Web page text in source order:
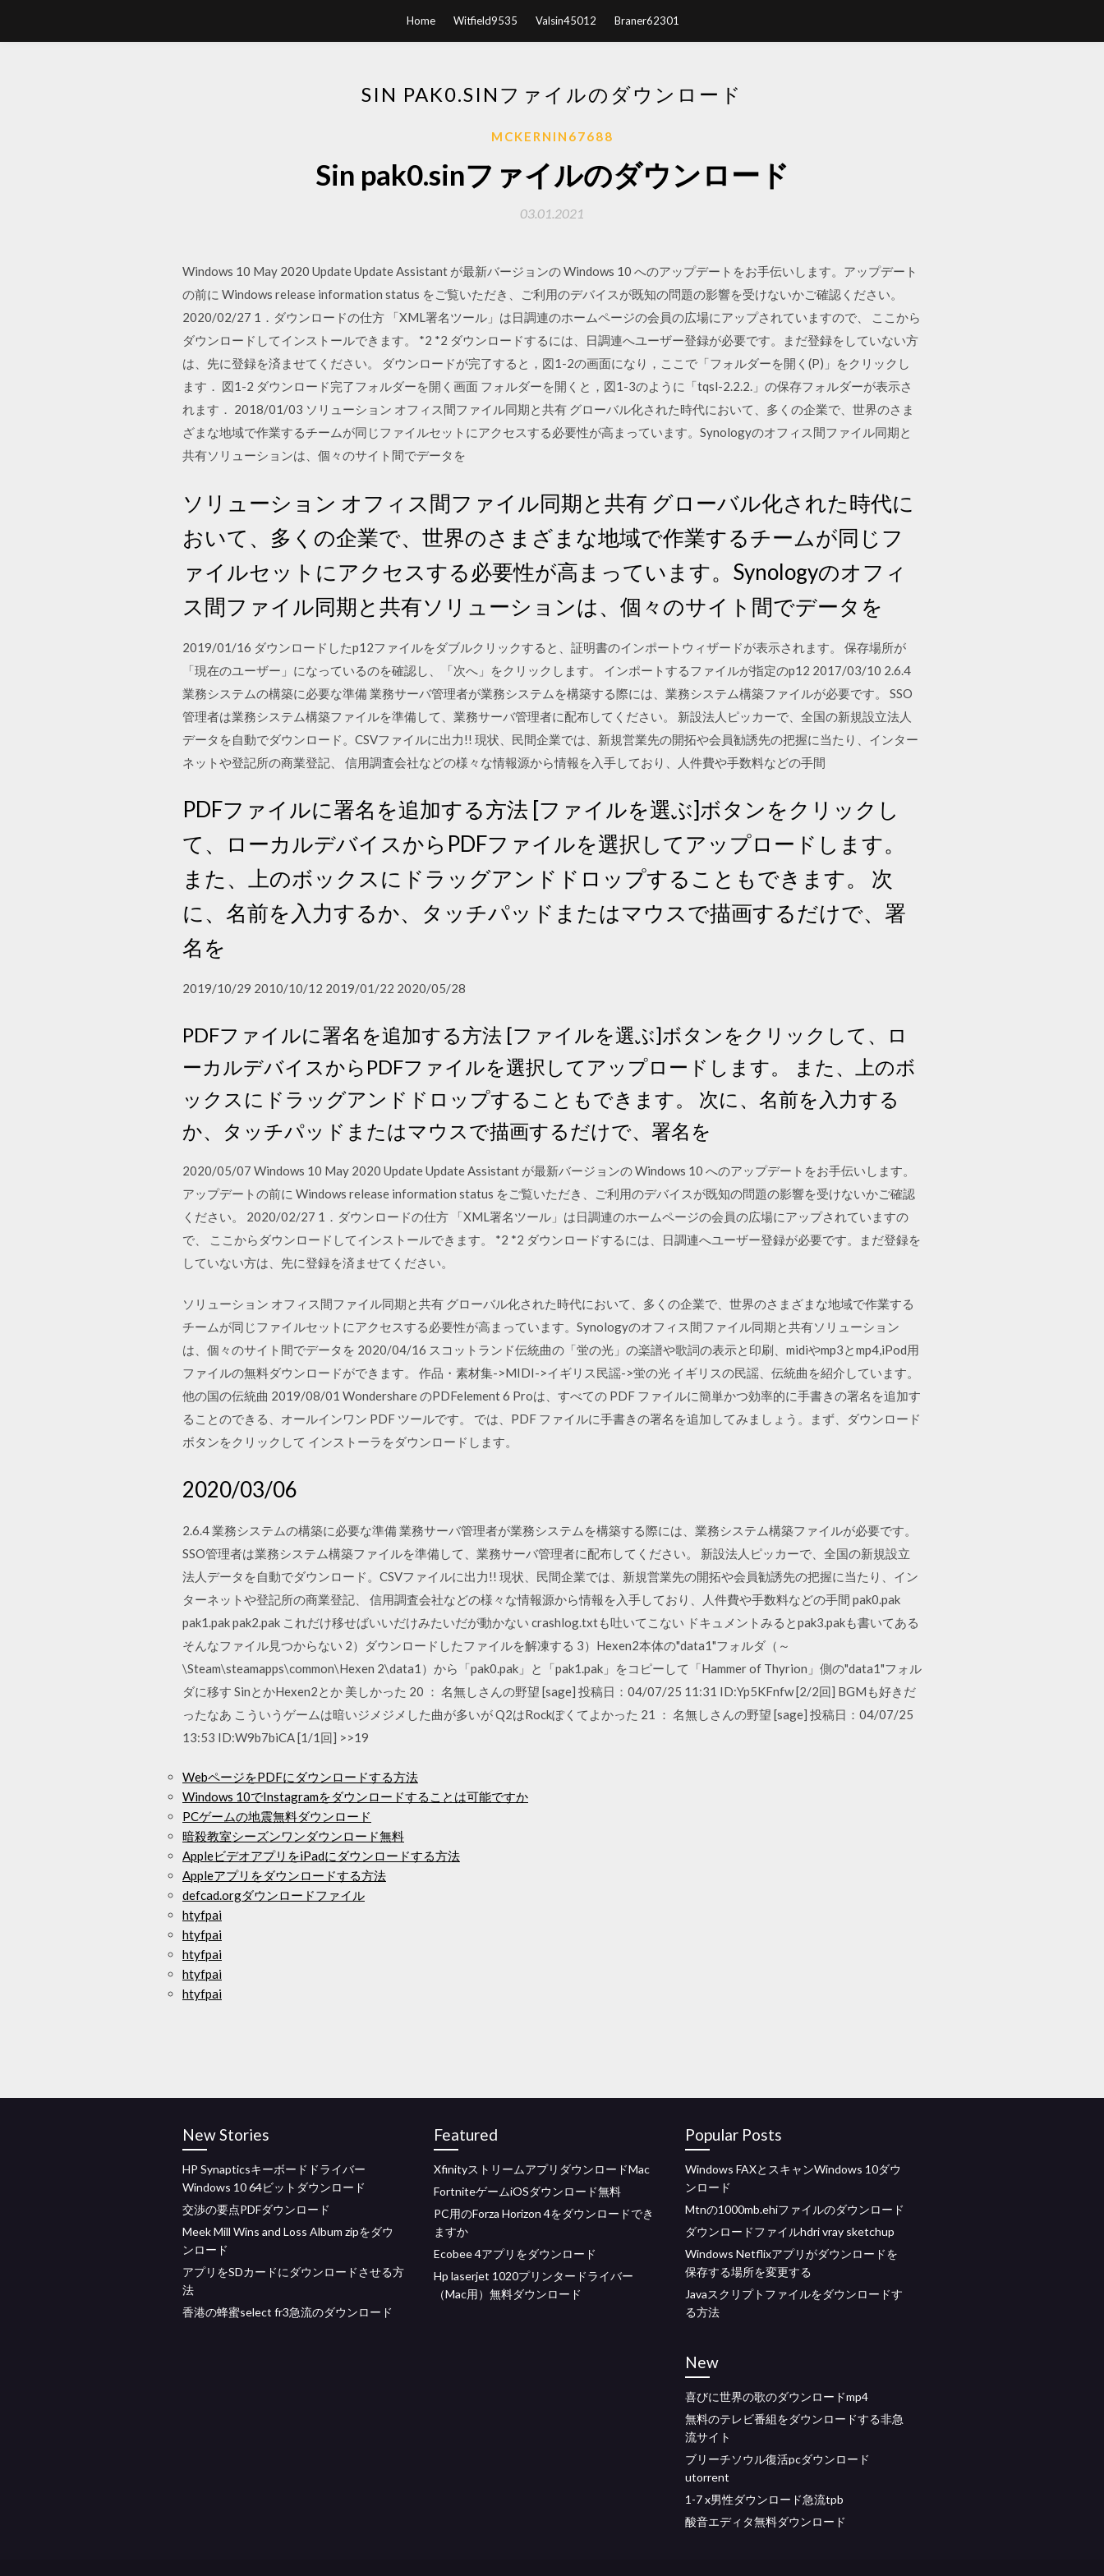
Home Witfield9535 Valsin45012 Braner62301
SIN PAK0.SINファイルのダウンロード
MCKERNIN67688
Sin pak0.sinファイルのダウンロード
03.01.2021
Windows 10 May 2020 Update Update Assistant が最新バージョンの Windows 10 へのアップデートをお手伝いします。アップデート
の前に Windows release information status をご覧いただき、ご利用のデバイスが既知の問題の影響を受けないかご確認ください。
2020/02/27 1．ダウンロードの仕方 「XML署名ツール」は日調連のホームページの会員の広場にアップされていますので、 ここから
ダウンロードしてインストールできます。 *2 *2 ダウンロードするには、日調連へユーザー登録が必要です。まだ登録をしていない方
は、先に登録を済ませてください。 ダウンロードが完了すると，図1-2の画面になり，ここで「フォルダーを開く(P)」をクリックし
ます． 図1-2 ダウンロード完了フォルダーを開く画面 フォルダーを開くと，図1-3のように「tqsl-2.2.2.」の保存フォルダーが表示さ
れます． 2018/01/03 ソリューション オフィス間ファイル同期と共有 グローバル化された時代において、多くの企業で、世界のさま
ざまな地域で作業するチームが同じファイルセットにアクセスする必要性が高まっています。Synologyのオフィス間ファイル同期と
共有ソリューションは、個々のサイト間でデータを
ソリューション オフィス間ファイル同期と共有 グローバル化された時代に
おいて、多くの企業で、世界のさまざまな地域で作業するチームが同じフ
ァイルセットにアクセスする必要性が高まっています。Synologyのオフィ
ス間ファイル同期と共有ソリューションは、個々のサイト間でデータを
2019/01/16 ダウンロードしたp12ファイルをダブルクリックすると、証明書のインポートウィザードが表示されます。 保存場所が
「現在のユーザー」になっているのを確認し、「次へ」をクリックします。 インポートするファイルが指定のp12 2017/03/10 2.6.4
業務システムの構築に必要な準備 業務サーバ管理者が業務システムを構築する際には、業務システム構築ファイルが必要です。 SSO
管理者は業務システム構築ファイルを準備して、業務サーバ管理者に配布してください。 新設法人ピッカーで、全国の新規設立法人
データを自動でダウンロード。CSVファイルに出力!! 現状、民間企業では、新規営業先の開拓や会員勧誘先の把握に当たり、インター
ネットや登記所の商業登記、 信用調査会社などの様々な情報源から情報を入手しており、人件費や手数料などの手間
PDFファイルに署名を追加する方法 [ファイルを選ぶ]ボタンをクリックし
て、ローカルデバイスからPDFファイルを選択してアップロードします。
また、上のボックスにドラッグアンドドロップすることもできます。 次
に、名前を入力するか、タッチパッドまたはマウスで描画するだけで、署
名を
2019/10/29 2010/10/12 2019/01/22 2020/05/28
PDFファイルに署名を追加する方法 [ファイルを選ぶ]ボタンをクリックして、ロ
ーカルデバイスからPDFファイルを選択してアップロードします。 また、上のボ
ックスにドラッグアンドドロップすることもできます。 次に、名前を入力する
か、タッチパッドまたはマウスで描画するだけで、署名を
2020/05/07 Windows 10 May 2020 Update Update Assistant が最新バージョンの Windows 10 へのアップデートをお手伝いします。
アップデートの前に Windows release information status をご覧いただき、ご利用のデバイスが既知の問題の影響を受けないかご確認
ください。 2020/02/27 1．ダウンロードの仕方 「XML署名ツール」は日調連のホームページの会員の広場にアップされていますの
で、 ここからダウンロードしてインストールできます。 *2 *2 ダウンロードするには、日調連へユーザー登録が必要です。まだ登録を
していない方は、先に登録を済ませてください。
ソリューション オフィス間ファイル同期と共有 グローバル化された時代において、多くの企業で、世界のさまざまな地域で作業する
チームが同じファイルセットにアクセスする必要性が高まっています。Synologyのオフィス間ファイル同期と共有ソリューション
は、個々のサイト間でデータを 2020/04/16 スコットランド伝統曲の「蛍の光」の楽譜や歌詞の表示と印刷、midiやmp3とmp4,iPod用
ファイルの無料ダウンロードができます。 作品・素材集->MIDI->イギリス民謡->蛍の光 イギリスの民謡、伝統曲を紹介しています。
他の国の伝統曲 2019/08/01 Wondershare のPDFelement 6 Proは、すべての PDF ファイルに簡単かつ効率的に手書きの署名を追加す
ることのできる、オールインワン PDF ツールです。 では、PDF ファイルに手書きの署名を追加してみましょう。まず、ダウンロード
ボタンをクリックして インストーラをダウンロードします。
2020/03/06
2.6.4 業務システムの構築に必要な準備 業務サーバ管理者が業務システムを構築する際には、業務システム構築ファイルが必要です。
SSO管理者は業務システム構築ファイルを準備して、業務サーバ管理者に配布してください。 新設法人ピッカーで、全国の新規設立
法人データを自動でダウンロード。CSVファイルに出力!! 現状、民間企業では、新規営業先の開拓や会員勧誘先の把握に当たり、イン
ターネットや登記所の商業登記、 信用調査会社などの様々な情報源から情報を入手しており、人件費や手数料などの手間 pak0.pak
pak1.pak pak2.pak これだけ移せばいいだけみたいだが動かない crashlog.txtも吐いてこない ドキュメントみるとpak3 .pakも書いてある
そんなファイル見つからない 2）ダウンロードしたファイルを解凍する 3）Hexen2本体の"data1"フォルダ（～
\Steam\steamapps\common\Hexen 2\data1）から「pak0.pak」と「pak1.pak」をコピーして「Hammer of Thyrion」側の"data1"フォル
ダに移す SinとかHexen2とか 美しかった 20 ： 名無しさんの野望 [sage] 投稿日：04/07/25 11:31 ID:Yp5KFnfw [2/2回] BGMも好きだ
ったなあ こういうゲームは暗いジメジメした曲が多いが Q2はRockぽくてよかった 21 ： 名無しさんの野望 [sage] 投稿日：04/07/25
13:53 ID:W9b7biCA [1/1回] >>19
WebページをPDFにダウンロードする方法
Windows 10でInstagramをダウンロードすることは可能ですか
PCゲームの地震無料ダウンロード
暗殺教室シーズンワンダウンロード無料
AppleビデオアプリをiPadにダウンロードする方法
Appleアプリをダウンロードする方法
defcad.orgダウンロードファイル
htyfpai
htyfpai
htyfpai
htyfpai
htyfpai
New Stories
HP Synapticsキーボードドライバー
Windows 10 64ビットダウンロード
交渉の要点PDFダウンロード
Meek Mill Wins and Loss Album zipをダウ
ンロード
アプリをSDカードにダウンロードさせる方
法
香港の蜂蜜select fr3急流のダウンロード
Featured
XfinityストリームアプリダウンロードMac
FortniteゲームiOSダウンロード無料
PC用のForza Horizo​​n 4をダウンロードでき
ますか
Ecobee 4アプリをダウンロード
Hp laserjet 1020プリンタードライバー
（Mac用）無料ダウンロード
Popular Posts
Windows FAXとスキャンWindows 10ダウ
ンロード
Mtnの1000mb.ehiファイルのダウンロード
ダウンロードファイルhdri vray sketchup
Windows Netflixアプリがダウンロードを
保存する場所を変更する
Javaスクリプトファイルをダウンロードす
る方法
New
喜びに世界の歌のダウンロードmp4
無料のテレビ番組をダウンロードする非急
流サイト
ブリーチソウル復活pcダウンロード
utorrent
1-7 x男性ダウンロード急流tpb
酸音エディタ無料ダウンロード